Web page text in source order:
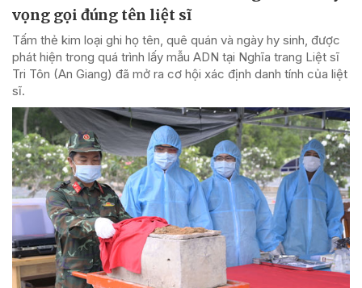
vọng gọi đúng tên liệt sĩ
Tấm thẻ kim loại ghi họ tên, quê quán và ngày hy sinh, được
phát hiện trong quá trình lấy mẫu ADN tại Nghĩa trang Liệt sĩ
Tri Tôn (An Giang) đã mở ra cơ hội xác định danh tính của liệt
sĩ.